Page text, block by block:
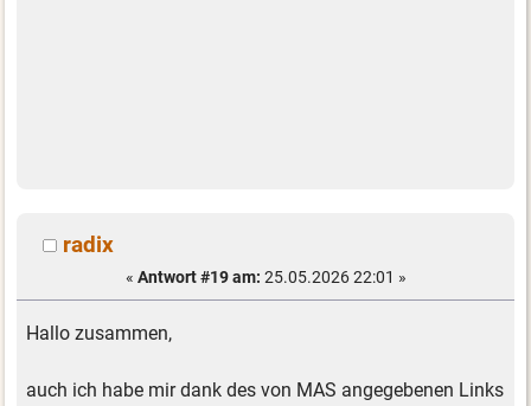
radix
« Antwort #19 am: 25.05.2026 22:01 »
Hallo zusammen,
auch ich habe mir dank des von MAS angegebenen Links